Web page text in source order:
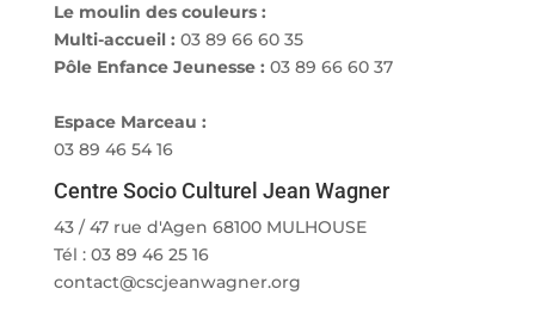
Le moulin des couleurs :
Multi-accueil : 03 89 66 60 35
Pôle Enfance Jeunesse : 03 89 66 60 37
Espace Marceau :
03 89 46 54 16
Centre Socio Culturel Jean Wagner
43 / 47 rue d'Agen 68100 MULHOUSE
Tél : 03 89 46 25 16
contact@cscjeanwagner.org